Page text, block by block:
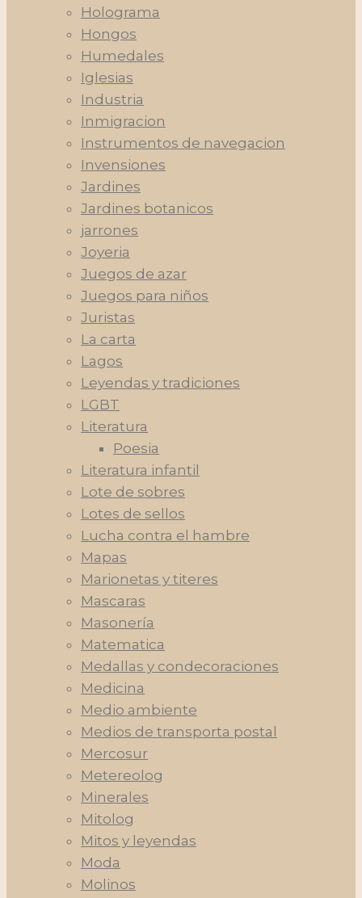
Holograma
Hongos
Humedales
Iglesias
Industria
Inmigracion
Instrumentos de navegacion
Invensiones
Jardines
Jardines botanicos
jarrones
Joyeria
Juegos de azar
Juegos para niños
Juristas
La carta
Lagos
Leyendas y tradiciones
LGBT
Literatura
Poesia
Literatura infantil
Lote de sobres
Lotes de sellos
Lucha contra el hambre
Mapas
Marionetas y titeres
Mascaras
Masonería
Matematica
Medallas y condecoraciones
Medicina
Medio ambiente
Medios de transporta postal
Mercosur
Metereolog
Minerales
Mitolog
Mitos y leyendas
Moda
Molinos